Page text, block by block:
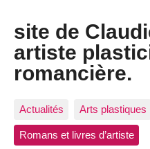
site de
artiste
romancière.
Actualités Arts plastiques
Romans et livres d’artiste